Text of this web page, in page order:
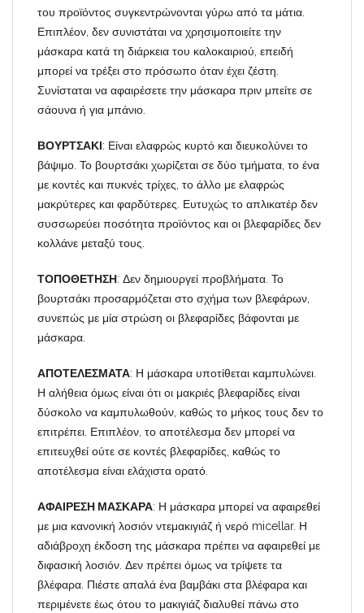
του προϊόντος συγκεντρώνονται γύρω από τα μάτια.
Επιπλέον, δεν συνιστάται να χρησιμοποιείτε την
μάσκαρα κατά τη διάρκεια του καλοκαιριού, επειδή
μπορεί να τρέξει στο πρόσωπο όταν έχει ζέστη.
Συνίσταται να αφαιρέσετε την μάσκαρα πριν μπείτε σε
σάουνα ή για μπάνιο.
ΒΟΥΡΤΣΑΚΙ: Είναι ελαφρώς κυρτό και διευκολύνει το
βάψιμο. Το βουρτσάκι χωρίζεται σε δύο τμήματα, το ένα
με κοντές και πυκνές τρίχες, το άλλο με ελαφρώς
μακρύτερες και φαρδύτερες. Ευτυχώς το απλικατέρ δεν
συσσωρεύει ποσότητα προϊόντος και οι βλεφαρίδες δεν
κολλάνε μεταξύ τους.
ΤΟΠΟΘΕΤΗΣΗ: Δεν δημιουργεί προβλήματα. Το
βουρτσάκι προσαρμόζεται στο σχήμα των βλεφάρων,
συνεπώς με μία στρώση οι βλεφαρίδες βάφονται με
μάσκαρα.
ΑΠΟΤΕΛΕΣΜΑΤΑ: Η μάσκαρα υποτίθεται καμπυλώνει.
Η αλήθεια όμως είναι ότι οι μακριές βλεφαρίδες είναι
δύσκολο να καμπυλωθούν, καθώς το μήκος τους δεν το
επιτρέπει. Επιπλέον, το αποτέλεσμα δεν μπορεί να
επιτευχθεί ούτε σε κοντές βλεφαρίδες, καθώς το
αποτέλεσμα είναι ελάχιστα ορατό.
ΑΦΑΙΡΕΣΗ ΜΑΣΚΑΡΑ: Η μάσκαρα μπορεί να αφαιρεθεί
με μια κανονική λοσιόν ντεμακιγιάζ ή νερό micellar. Η
αδιάβροχη έκδοση της μάσκαρα πρέπει να αφαιρεθεί με
διφασική λοσιόν. Δεν πρέπει όμως να τρίψετε τα
βλέφαρα. Πιέστε απαλά ένα βαμβάκι στα βλέφαρα και
περιμένετε έως ότου το μακιγιάζ διαλυθεί πάνω στο